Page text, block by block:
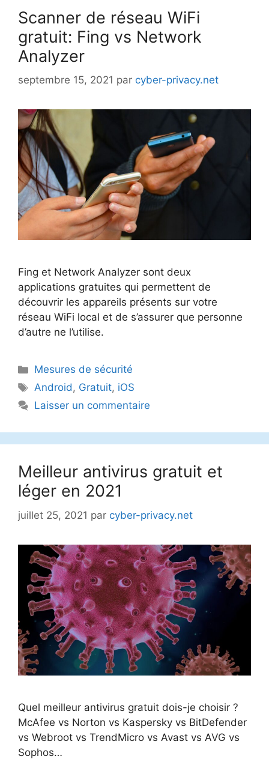
Scanner de réseau WiFi
gratuit: Fing vs Network
Analyzer
septembre 15, 2021 par cyber-privacy.net
Fing et Network Analyzer sont deux
applications gratuites qui permettent de
découvrir les appareils présents sur votre
réseau WiFi local et de s’assurer que personne
d’autre ne l’utilise.
Catégories
Mesures de sécurité
Étiquettes
Android, Gratuit, iOS
Laisser un commentaire
Meilleur antivirus gratuit et
léger en 2021
juillet 25, 2021 par cyber-privacy.net
Quel meilleur antivirus gratuit dois-je choisir ?
McAfee vs Norton vs Kaspersky vs BitDefender
vs Webroot vs TrendMicro vs Avast vs AVG vs
Sophos…